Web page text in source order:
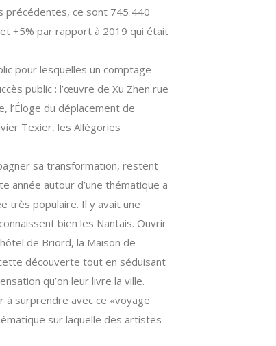
précédentes, ce sont 745 440
+5% par rapport à 2019 qui était
pour lesquelles un comptage
public : l’œuvre de Xu Zhen rue
l’Éloge du déplacement de
Texier, les Allégories
sa transformation, restent
année autour d’une thématique a
très populaire. Il y avait une
bien les Nantais. Ouvrir
de Briord, la Maison de
découverte tout en séduisant
qu’on leur livre la ville.
à surprendre avec ce «voyage
sur laquelle des artistes